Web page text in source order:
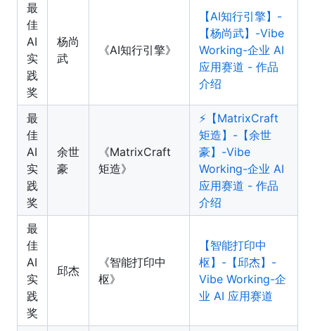
最
佳
AI
实
践
奖
杨尚
武
《AI知行引擎》
【AI知行引擎】-
【杨尚武】-Vibe
Working-企业 AI
应用赛道 - 作品
介绍
最
佳
AI
实
践
奖
余世
豪
《MatrixCraft
矩造》
⚡️【MatrixCraft
矩造】-【余世
豪】-Vibe
Working-企业 AI
应用赛道 - 作品
介绍
最
佳
AI
实
践
奖
邱杰
《智能打印中
枢》
【智能打印中
枢】-【邱杰】-
Vibe Working-企
业 AI 应用赛道